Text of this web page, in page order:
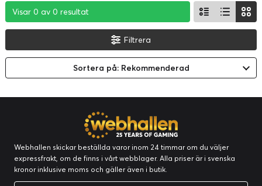
Visar 0 av 0 resultat
Visar 0 av 0 resultat
Visar 0 av 0 resultat
Filtrera
Sortera på: Rekommenderad
Webhallen skickar beställda varor inom 24 timmar om du väljer
expressfrakt, om de finns i vårt webblager. Alla priser är i svenska
kronor inklusive moms och gäller även i butik.